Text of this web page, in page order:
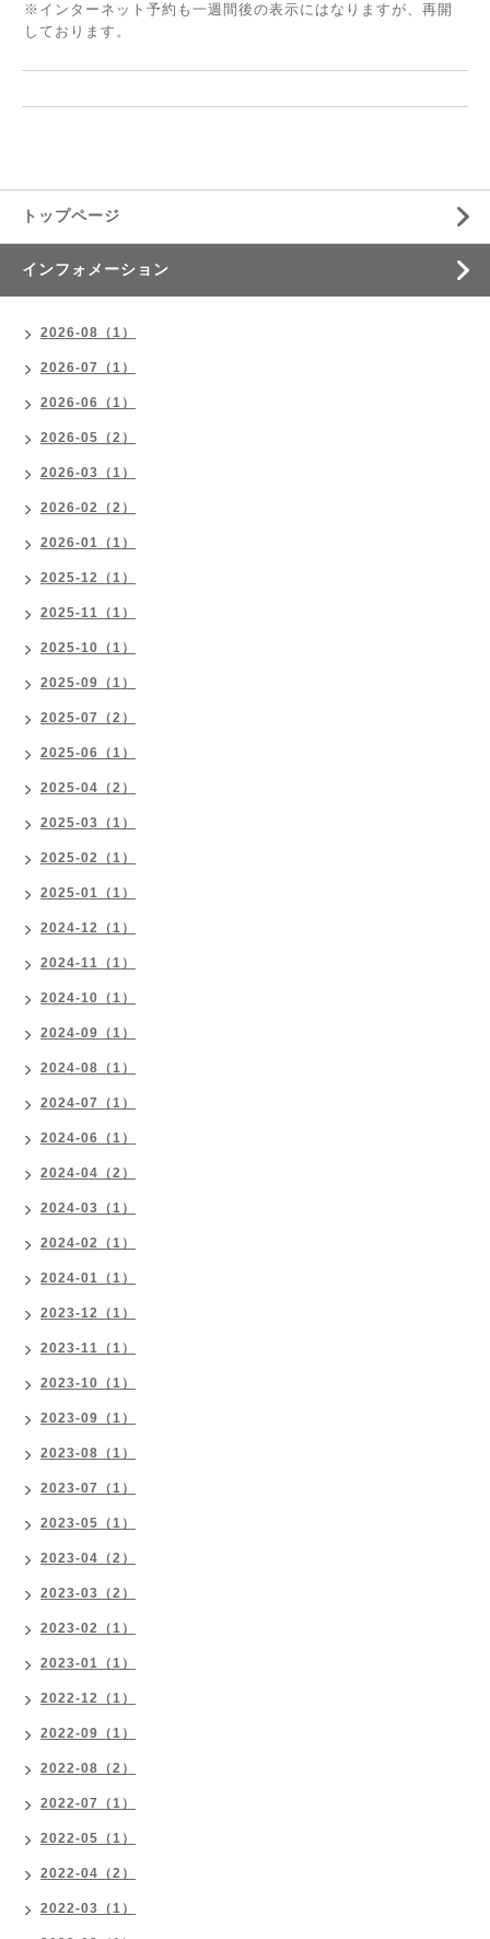
※インターネット予約も一週間後の表示にはなりますが、再開
しております。
トップページ
インフォメーション
2026-08（1）
2026-07（1）
2026-06（1）
2026-05（2）
2026-03（1）
2026-02（2）
2026-01（1）
2025-12（1）
2025-11（1）
2025-10（1）
2025-09（1）
2025-07（2）
2025-06（1）
2025-04（2）
2025-03（1）
2025-02（1）
2025-01（1）
2024-12（1）
2024-11（1）
2024-10（1）
2024-09（1）
2024-08（1）
2024-07（1）
2024-06（1）
2024-04（2）
2024-03（1）
2024-02（1）
2024-01（1）
2023-12（1）
2023-11（1）
2023-10（1）
2023-09（1）
2023-08（1）
2023-07（1）
2023-05（1）
2023-04（2）
2023-03（2）
2023-02（1）
2023-01（1）
2022-12（1）
2022-09（1）
2022-08（2）
2022-07（1）
2022-05（1）
2022-04（2）
2022-03（1）